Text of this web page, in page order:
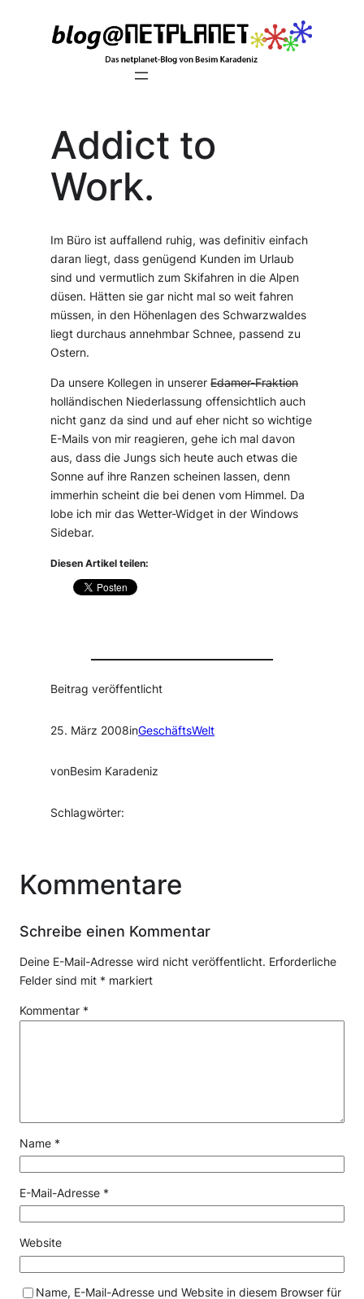
Addict to
Work.
Im Büro ist auffallend ruhig, was definitiv einfach
daran liegt, dass genügend Kunden im Urlaub
sind und vermutlich zum Skifahren in die Alpen
düsen. Hätten sie gar nicht mal so weit fahren
müssen, in den Höhenlagen des Schwarzwaldes
liegt durchaus annehmbar Schnee, passend zu
Ostern.
Da unsere Kollegen in unsererEdamer-Fraktion
holländischen Niederlassung offensichtlich auch
nicht ganz da sind und auf eher nicht so wichtige
E-Mails von mir reagieren, gehe ich mal davon
aus, dass die Jungs sich heute auch etwas die
Sonne auf ihre Ranzen scheinen lassen, denn
immerhin scheint die bei denen vom Himmel. Da
lobe ich mir das Wetter-Widget in der Windows
Sidebar.
Diesen Artikel teilen:
Beitrag veröffentlicht
25. März 2008inGeschäftsWelt
vonBesim Karadeniz
Schlagwörter:
Kommentare
Schreibe einen Kommentar
Deine E-Mail-Adresse wird nicht veröffentlicht. Erforderliche
Felder sind mit * markiert
Kommentar *
Name *
E-Mail-Adresse *
Website
Name, E-Mail-Adresse und Website in diesem Browser für